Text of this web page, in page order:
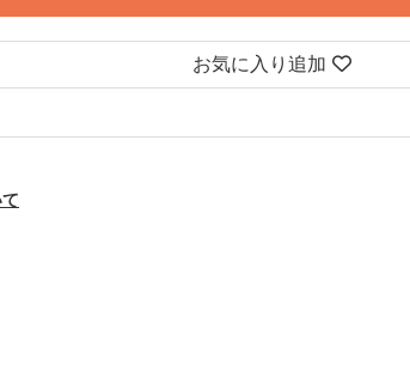
お気に入り追加